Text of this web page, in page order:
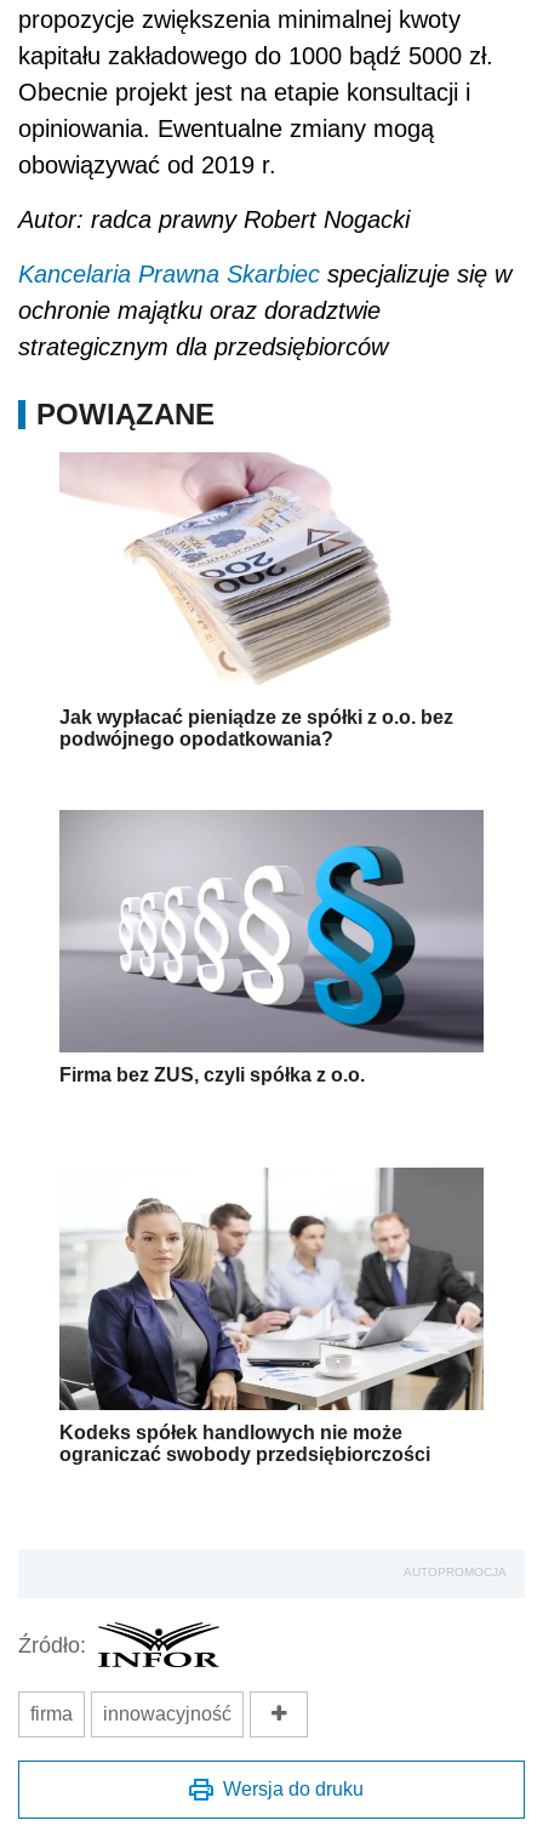
propozycje zwiększenia minimalnej kwoty
kapitału zakładowego do 1000 bądź 5000 zł.
Obecnie projekt jest na etapie konsultacji i
opiniowania. Ewentualne zmiany mogą
obowiązywać od 2019 r.
Autor: radca prawny Robert Nogacki
Kancelaria Prawna Skarbiec specjalizuje się w
ochronie majątku oraz doradztwie
strategicznym dla przedsiębiorców
POWIĄZANE
Jak wypłacać pieniądze ze spółki z o.o. bez
podwójnego opodatkowania?
Firma bez ZUS, czyli spółka z o.o.
Kodeks spółek handlowych nie może
ograniczać swobody przedsiębiorczości
AUTOPROMOCJA
Źródło:
firma innowacyjność
Wersja do druku